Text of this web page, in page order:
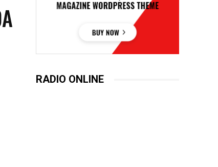
RADIO ONLINE